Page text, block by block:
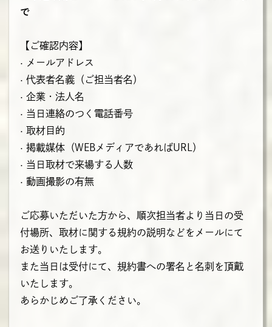
で
【ご確認内容】
· メールアドレス
· 代表者名義（ご担当者名）
· 企業・法人名
· 当日連絡のつく電話番号
· 取材目的
· 掲載媒体（WEBメディアであればURL）
· 当日取材で来場する人数
· 動画撮影の有無
ご応募いただいた方から、順次担当者より当日の受
付場所、取材に関する規約の説明などをメールにて
お送りいたします。
また当日は受付にて、規約書への署名と名刺を頂戴
いたします。
あらかじめご了承ください。